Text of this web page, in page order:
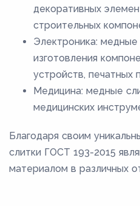
декоративных
строительных
Электроника:
изготовления
устройств, печатных
Медицина: медные
медицинских
Благодаря своим
слитки ГОСТ 193-2015
материалом в различных